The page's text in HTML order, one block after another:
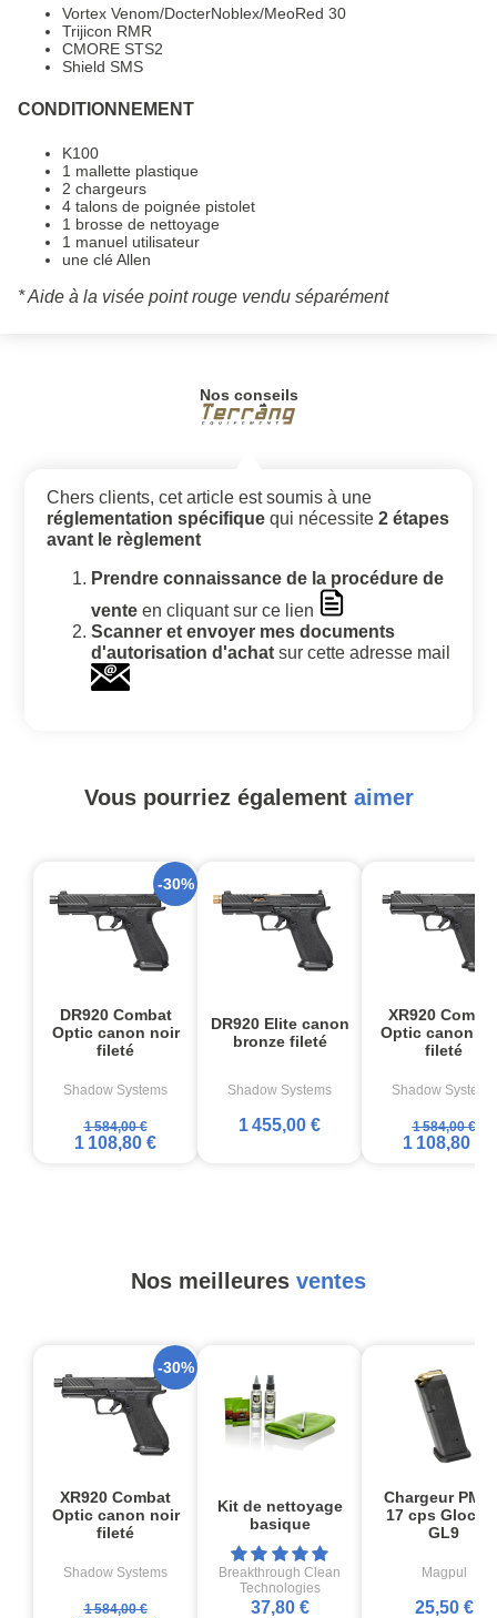
Vortex Venom/DocterNoblex/MeoRed 30
Trijicon RMR
CMORE STS2
Shield SMS
CONDITIONNEMENT
K100
1 mallette plastique
2 chargeurs
4 talons de poignée pistolet
1 brosse de nettoyage
1 manuel utilisateur
une clé Allen
* Aide à la visée point rouge vendu séparément
Nos conseils
Chers clients, cet article est soumis à une
réglementation spécifique qui nécessite 2 étapes
avant le règlement
Prendre connaissance de la procédure de
vente en cliquant sur ce lien
Scanner et envoyer mes documents
d'autorisation d'achat sur cette adresse mail
Vous pourriez également aimer
DR920 Combat
Optic canon noir
fileté
Shadow Systems
1 584,00 €
1 108,80 €
-30%
DR920 Elite canon
bronze fileté
Shadow Systems
1 455,00 €
XR920
Optic canon
fileté
Shadow Systems
1 584,00 €
1 108,80 €
Nos meilleures ventes
XR920 Combat
Optic canon noir
fileté
Shadow Systems
1 584,00 €
-30%
Kit de nettoyage
basique
Breakthrough Clean
Technologies
37,80 €
Chargeur
17 cps
GL9
Magpul
25,50 €